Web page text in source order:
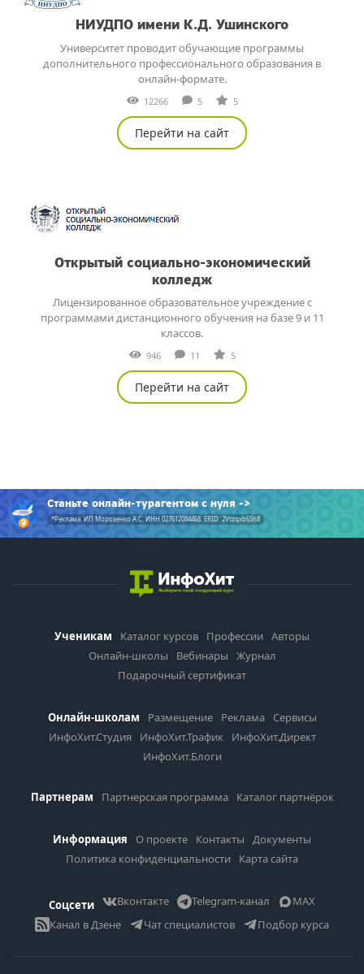
НИУДПО имени К.Д. Ушинского
Университет проводит обучающие программы
дополнительного профессионального образования в
онлайн-формате.
12266 5 5
Перейти на сайт
Открытый социально-экономический
колледж
Лицензированное образовательное учреждение с
программами дистанционного обучения на базе 9 и 11
классов.
946 11 5
Перейти на сайт
Станьте онлайн-турагентом с нуля
*Реклама. ИП Морозенко А.С. ИНН 027612084468. ERID: 2Vtzqxb6Sh8
Ученикам Каталог курсов Профессии Авторы
Онлайн-школы
Вебинары
Журнал
Подарочный сертификат
Онлайн-школам Размещение Реклама
Сервисы
ИнфоХит.Студия
ИнфоХит.Трафик
ИнфоХит.Директ
ИнфоХит.Блоги
Партнерам Партнерская программа Каталог партнёрок
Информация О проекте Контакты
Документы
Политика конфиденциальности
Карта сайта
Соцсети Вконтакте Telegram-канал
MAX
Канал в Дзене
Чат специалистов Подбор курса